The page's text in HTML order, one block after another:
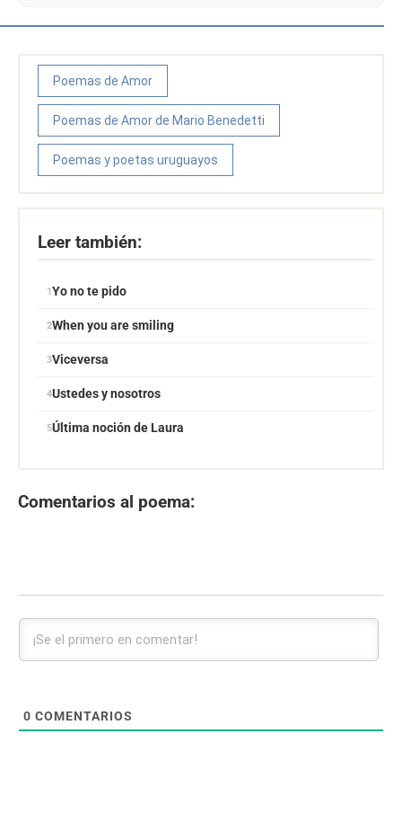
Poemas de Amor
Poemas de Amor de Mario Benedetti
Poemas y poetas uruguayos
Leer también:
Yo no te pido
When you are smiling
Viceversa
Ustedes y nosotros
Última noción de Laura
Comentarios al poema:
0 COMENTARIOS